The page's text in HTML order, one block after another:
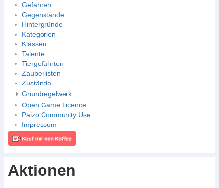
Gefahren
Gegenstände
Hintergründe
Kategorien
Klassen
Talente
Tiergefährten
Zauberlisten
Zustände
Grundregelwerk
Open Game Licence
Paizo Community Use
Impressum
Aktionen